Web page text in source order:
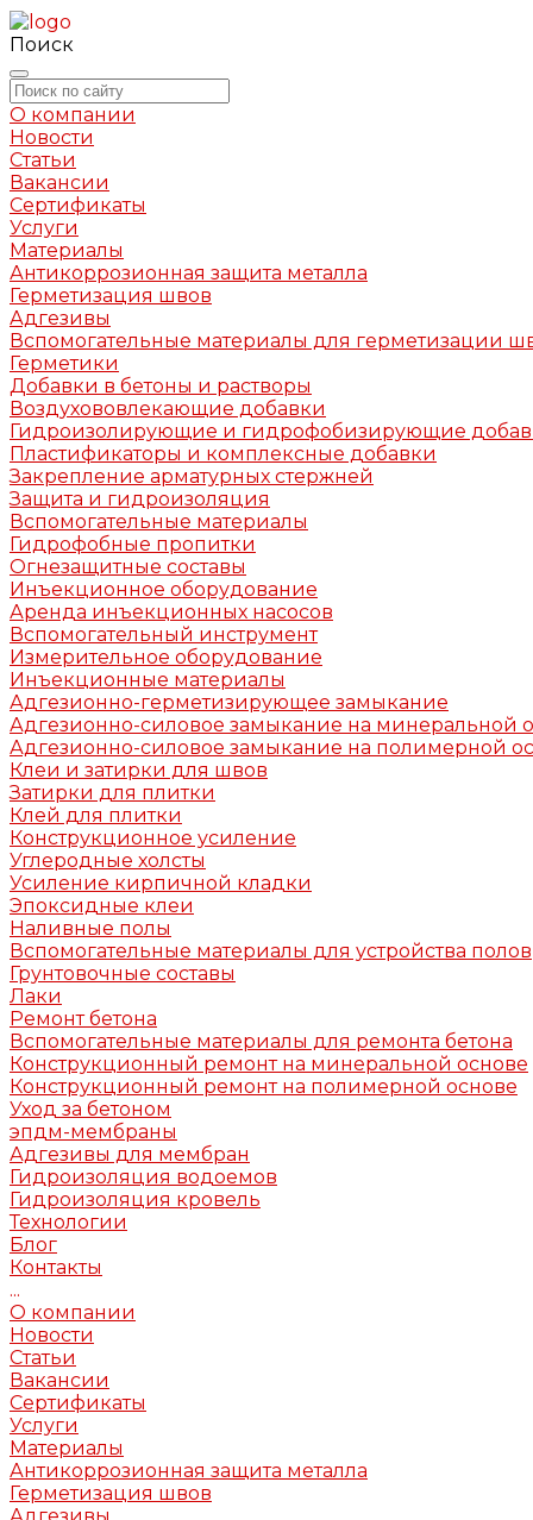
Поиск
О компании
Новости
Статьи
Вакансии
Сертификаты
Услуги
Материалы
Антикоррозионная защита металла
Герметизация швов
Адгезивы
Вспомогательные материалы для герметизации
Герметики
Добавки в бетоны и растворы
Воздухововлекающие добавки
Гидроизолирующие и гидрофобизирующие
Пластификаторы и комплексные добавки
Закрепление арматурных стержней
Защита и гидроизоляция
Вспомогательные материалы
Гидрофобные пропитки
Огнезащитные составы
Инъекционное оборудование
Аренда инъекционных насосов
Вспомогательный инструмент
Измерительное оборудование
Инъекционные материалы
Адгезионно-герметизирующее замыкание
Адгезионно-силовое замыкание на минеральной
Адгезионно-силовое замыкание на полимерной
Клеи и затирки для швов
Затирки для плитки
Клей для плитки
Конструкционное усиление
Углеродные холсты
Усиление кирпичной кладки
Эпоксидные клеи
Наливные полы
Вспомогательные материалы для устройства полов
Грунтовочные составы
Лаки
Ремонт бетона
Вспомогательные материалы для ремонта бетона
Конструкционный ремонт на минеральной основе
Конструкционный ремонт на полимерной основе
Уход за бетоном
эпдм-мембраны
Адгезивы для мембран
Гидроизоляция водоемов
Гидроизоляция кровель
Технологии
Блог
Контакты
...
О компании
Новости
Статьи
Вакансии
Сертификаты
Услуги
Материалы
Антикоррозионная защита металла
Герметизация швов